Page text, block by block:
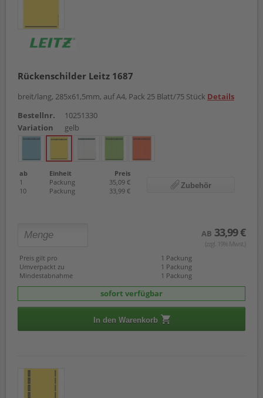
Rückenschilder Leitz 1687
breit/lang, 285x61,5mm, auf A4, Pack 25 Blatt/75 Stück Details
Bestellnr.
10251330
Variation
gelb
ab Einheit
Preis
1
Packung
35,09 €
10
Packung 33,99 €
Zubehör
AB 33,99 €
(zzgl. 19% Mwst.)
Preis gilt pro
1 Packung
Umverpackt zu
1 Packung
Mindestabnahme
1 Packung
sofort verfügbar
In den Warenkorb